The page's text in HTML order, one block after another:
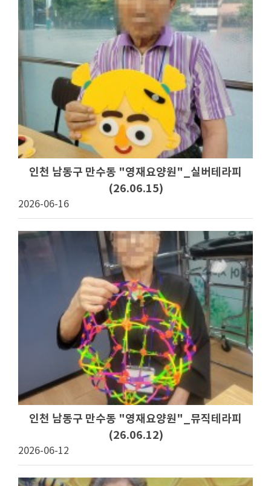
인천 남동구 만수동 "영재요양원"_실버테라피
(26.06.15)
2026-06-16
인천 남동구 만수동 "영재요양원"_뮤직테라피
(26.06.12)
2026-06-12